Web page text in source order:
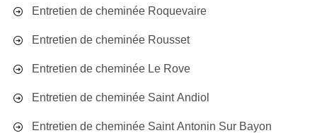
Entretien de cheminée Roquevaire
Entretien de cheminée Rousset
Entretien de cheminée Le Rove
Entretien de cheminée Saint Andiol
Entretien de cheminée Saint Antonin Sur Bayon